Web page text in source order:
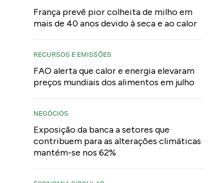
França prevê pior colheita de milho em
mais de 40 anos devido à seca e ao calor
RECURSOS E EMISSÕES
FAO alerta que calor e energia elevaram
preços mundiais dos alimentos em julho
NEGÓCIOS
Exposição da banca a setores que
contribuem para as alterações climáticas
mantém-se nos 62%